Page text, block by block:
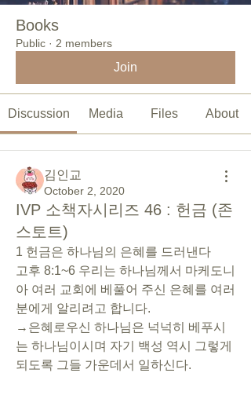
Books
Public · 2 members
Join
Discussion Media Files About
김인교
October 2, 2020
IVP 소책자시리즈 46 : 헌금 (존
스토트)
1 헌금은 하나님의 은혜를 드러낸다
고후 8:1~6 우리는 하나님께서 마케도니
아 여러 교회에 베풀어 주신 은혜를 여러
분에게 알리려고 합니다.
→은혜로우신 하나님은 넉넉히 베푸시
는 하나님이시며 자기 백성 역시 그렇게
되도록 그들 가운데서 일하신다.